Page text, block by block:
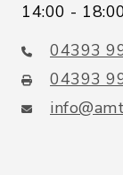
14:00 -
04393
04393